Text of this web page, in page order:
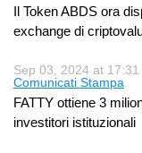
Il Token ABDS ora
exchange di
Sep 03, 2024 at 17:31
Comunicati Stampa
FATTY ottiene 3
investitori istituzionali